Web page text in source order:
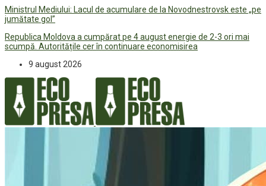
Ministrul Mediului: Lacul de acumulare de la Novodnestrovsk este „pe
jumătate gol”
Republica Moldova a cumpărat pe 4 august energie de 2-3 ori mai
scumpă. Autoritățile cer în continuare economisirea
9 august 2026